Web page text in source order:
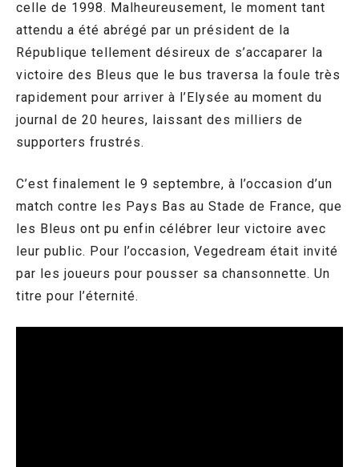
celle de 1998. Malheureusement, le moment tant
attendu a été abrégé par un président de la
République tellement désireux de s’accaparer la
victoire des Bleus que le bus traversa la foule très
rapidement pour arriver à l’Elysée au moment du
journal de 20 heures, laissant des milliers de
supporters frustrés.
C’est finalement le 9 septembre, à l’occasion d’un
match contre les Pays Bas au Stade de France, que
les Bleus ont pu enfin célébrer leur victoire avec
leur public. Pour l’occasion, Vegedream était invité
par les joueurs pour pousser sa chansonnette. Un
titre pour l’éternité.